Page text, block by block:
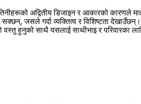
अद्वितीय डिजाइन र आकारको कारणले
सक्छन्, जसले गर्दा व्यक्तित्व र विशिष्टता
हुनुको साथै यसलाई साथीभाइ र परिवारका